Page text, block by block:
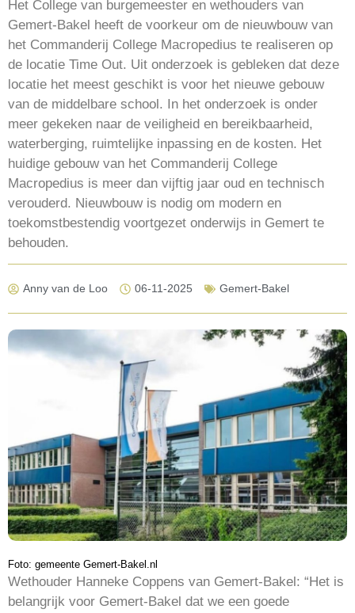
Het College van burgemeester en wethouders van
Gemert-Bakel heeft de voorkeur om de nieuwbouw van
het Commanderij College Macropedius te realiseren op
de locatie Time Out. Uit onderzoek is gebleken dat deze
locatie het meest geschikt is voor het nieuwe gebouw
van de middelbare school. In het onderzoek is onder
meer gekeken naar de veiligheid en bereikbaarheid,
waterberging, ruimtelijke inpassing en de kosten. Het
huidige gebouw van het Commanderij College
Macropedius is meer dan vijftig jaar oud en technisch
verouderd. Nieuwbouw is nodig om modern en
toekomstbestendig voortgezet onderwijs in Gemert te
behouden.
Anny van de Loo 06-11-2025 Gemert-Bakel
Foto: gemeente Gemert-Bakel.nl
Wethouder Hanneke Coppens van Gemert-Bakel: “Het is
belangrijk voor Gemert-Bakel dat we een goede